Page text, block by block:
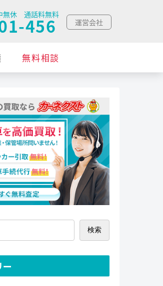
無休 通話料無料
456 運営会社
無料相談
検索